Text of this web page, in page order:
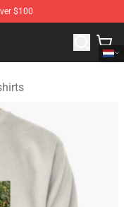
$100
Store